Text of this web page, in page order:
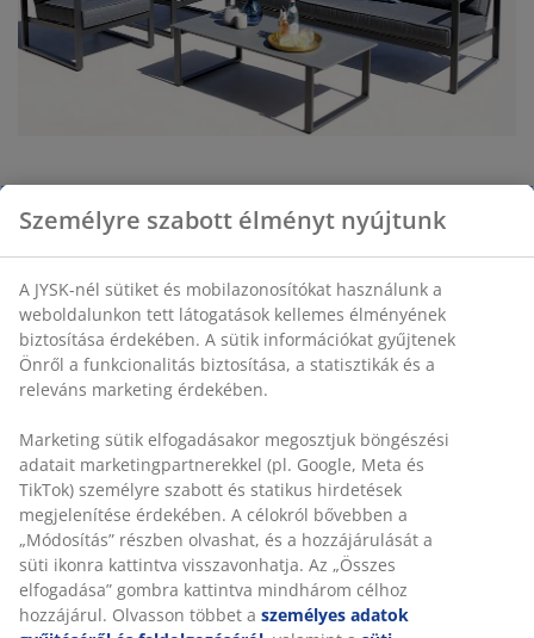
Ennek a VONGE 5 személyes ülőgarnitúrának a párnái
gyorsan száradó anyagból készültek, a belsejében egy
vízálló rétegnek köszönhetően, mely védelmet nyújt a
víz ellen. Egy belga vásárlónk értékeli a minőséget és 5
csillagot adott a termékre:
“Vizálló kerti ülőgarnitúra, mely megér minden pénzt.
A gyorsan száradó termék egészen vízállónak tűnik....”
VONGE állítható kerti szék
Személyre szabott élményt nyújtunk
A JYSK-nél sütiket és mobilazonosítókat használunk a
weboldalunkon tett látogatások kellemes élményének
biztosítása érdekében. A sütik információkat gyűjtenek
Önről a funkcionalitás biztosítása, a statisztikák és a
releváns marketing érdekében.
Marketing sütik elfogadásakor megosztjuk böngészési
adatait marketingpartnerekkel (pl. Google, Meta és
TikTok) személyre szabott és statikus hirdetések
megjelenítése érdekében. A célokról bővebben a
„Módosítás” részben olvashat, és a hozzájárulását a
süti ikonra kattintva visszavonhatja. Az „Összes
elfogadása” gombra kattintva mindhárom célhoz
hozzájárul. Olvasson többet a személyes adatok